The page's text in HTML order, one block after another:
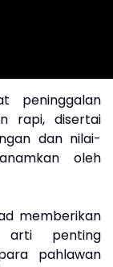
peninggalan
rapi, disertai
dan nilai-
oleh
memberikan
arti penting
pahlawan